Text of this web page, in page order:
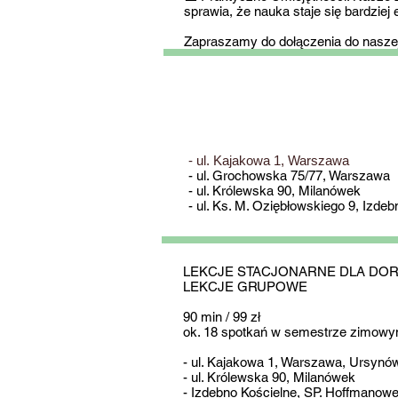
sprawia, że nauka staje się bardziej
Zapraszamy do dołączenia do
- ul. Kajakowa 1, Warszawa
- ul. Grochowska 75/77, Warszawa
- ul. Królewska 90, Milanówek
- ul. Ks. M. Oziębłowskiego 9,
LEKCJE STACJONARNE DLA
LEKCJE GRUPOWE
90 min / 99 zł
ok. 18 spotkań w semestrze
- ul. Kajakowa 1, Warszawa,
- ul. Królewska 90, Milanówek
- Izdebno Kościelne, SP.